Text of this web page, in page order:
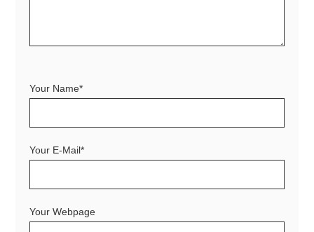
Your Name*
Your E-Mail*
Your Webpage